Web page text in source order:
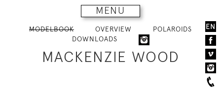
MENU
EN
MODELBOOK OVERVIEW
POLAROIDS
DOWNLOADS
MACKENZIE WOOD